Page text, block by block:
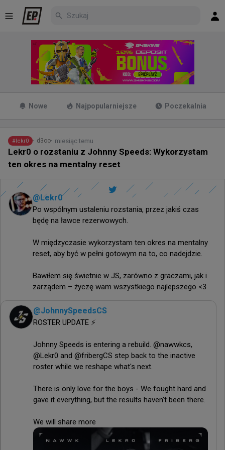
Nowe Najpopularniejsze Poczekalnia
#lekr0 d3oo miesiąc temu
Lekr0 o rozstaniu z Johnny Speeds: Wykorzystam
ten okres na mentalny reset
@Lekr0
Po wspólnym ustaleniu rozstania, przez jakiś czas
będę na ławce rezerwowych.
W międzyczasie wykorzystam ten okres na mentalny
reset, aby być w pełni gotowym na to, co nadejdzie.
Bawiłem się świetnie w JS, zarówno z graczami, jak i
zarządem – życzę wam wszystkiego najlepszego <3
@JohnnySpeedsCS
ROSTER UPDATE ⚡️
Johnny Speeds is entering a rebuild. @nawwkcs,
@Lekr0 and @fribergCS step back to the inactive
roster while we reshape what's next.
There is only love for the boys - We fought hard and
gave it everything, but the results haven't been there.
We will share more